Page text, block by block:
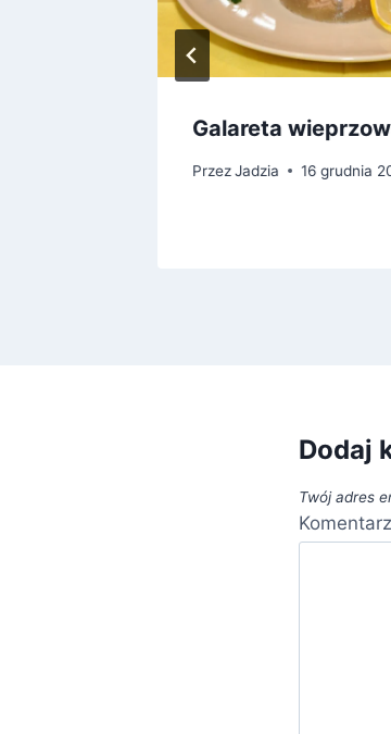
Galareta
PrzezJadzia 16 grudnia
Dodaj
Twój adres
Komentarz